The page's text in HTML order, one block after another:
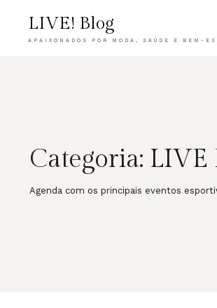
LIVE! Blog
APAIXONADOS POR MODA, SAÚDE E BEM-
Categoria: LIVE
Agenda com os principais eventos